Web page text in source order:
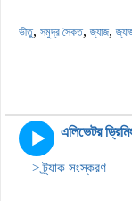
ভীতু, সমুদ্র সৈকত,জ্যাজ,
এলিভেটর
> ট্র্যাক সংস্করণ